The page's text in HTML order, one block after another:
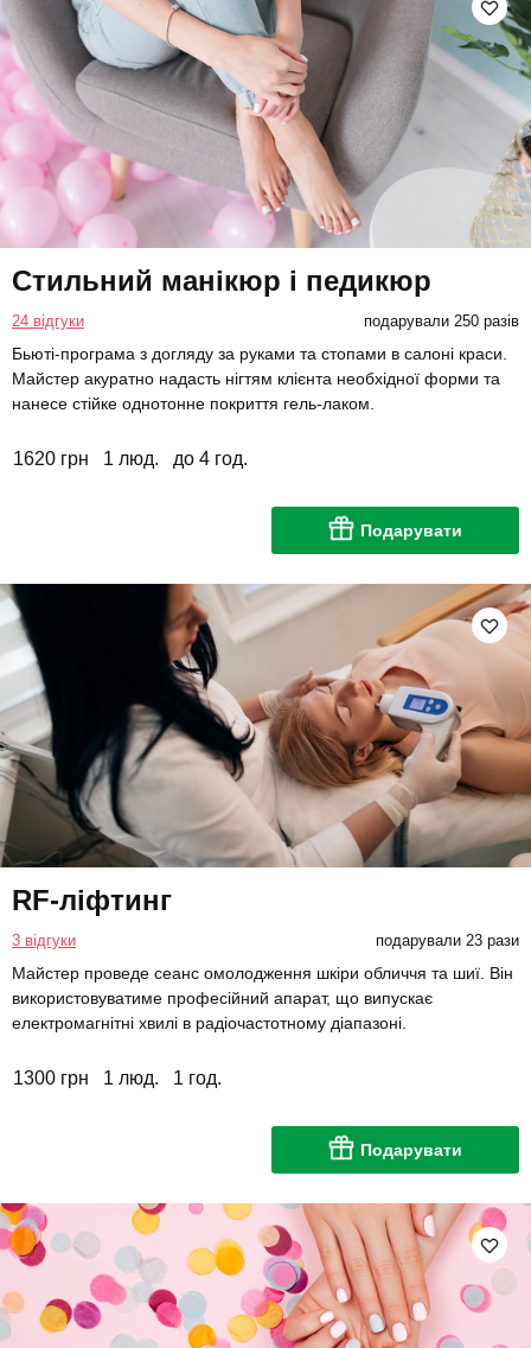
Стильний манікюр і педикюр
24 відгуки подарували 250 разів
Бьюті-програма з догляду за руками та стопами в салоні краси.
Майстер акуратно надасть нігтям клієнта необхідної форми та
нанесе стійке однотонне покриття гель-лаком.
1620 грн 1 люд. до 4 год.
Подарувати
RF-ліфтинг
3 відгуки подарували 23 рази
Майстер проведе сеанс омолодження шкіри обличчя та шиї. Він
використовуватиме професійний апарат, що випускає
електромагнітні хвилі в радіочастотному діапазоні.
1300 грн 1 люд. 1 год.
Подарувати